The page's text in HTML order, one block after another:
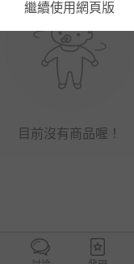
目前沒有商品喔！
繼續使用網頁版